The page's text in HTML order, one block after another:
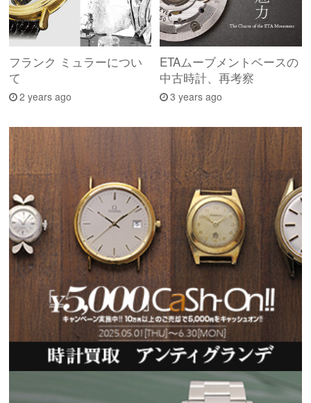
フランク ミュラーについ
て
2 years ago
ETAムーブメントベースの
中古時計、再考察
3 years ago